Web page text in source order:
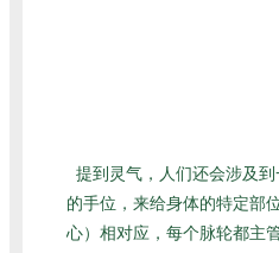
提到灵气，人们还会涉及
的手位，来给身体的特定部
心）相对应，每个脉轮都主